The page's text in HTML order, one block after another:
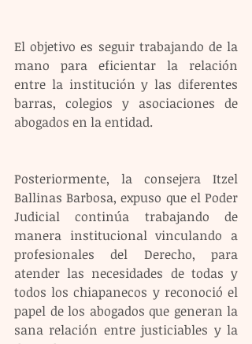
El objetivo es seguir trabajando de la
mano para eficientar la relación
entre la institución y las diferentes
barras, colegios y asociaciones de
abogados en la entidad.
Posteriormente, la consejera Itzel
Ballinas Barbosa, expuso que el Poder
Judicial continúa trabajando de
manera institucional vinculando a
profesionales del Derecho, para
atender las necesidades de todas y
todos los chiapanecos y reconoció el
papel de los abogados que generan la
sana relación entre justiciables y la